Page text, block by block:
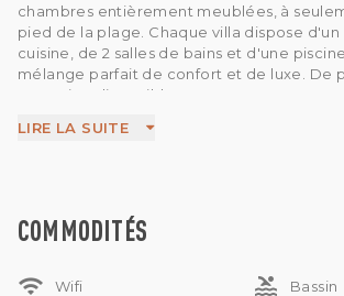
chambres entièrement meublées, à
pied de la plage. Chaque villa dispose d'un
cuisine, de 2 salles de bains et d'une
mélange parfait de confort et de luxe. De
extension disponible pour 15 ans, vous
LIRE LA SUITE
COMMODITÉS
wifi Wifi pool Bassin